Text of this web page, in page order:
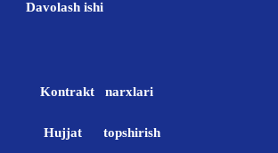
Davolash ishi
Kontrakt narxlari
Hujjat topshirish